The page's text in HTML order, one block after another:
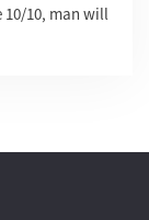
10/10, man will